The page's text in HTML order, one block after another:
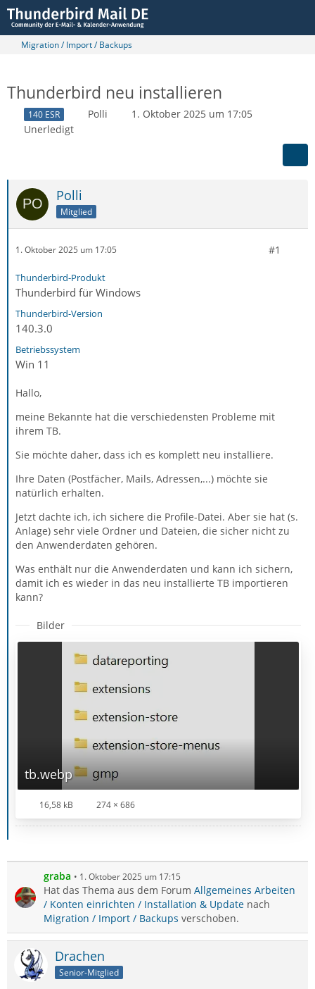
Migration / Import / Backups
Thunderbird neu installieren
140 ESR Polli
1. Oktober 2025 um 17:05
Unerledigt
Polli
Mitglied
1. Oktober 2025 um 17:05 #1
Thunderbird-Produkt
Thunderbird für Windows
Thunderbird-Version
140.3.0
Betriebssystem
Win 11
Hallo,
meine Bekannte hat die verschiedensten Probleme mit
ihrem TB.
Sie möchte daher, dass ich es komplett neu installiere.
Ihre Daten (Postfächer, Mails, Adressen,...) möchte sie
natürlich erhalten.
Jetzt dachte ich, ich sichere die Profile-Datei. Aber sie hat (s.
Anlage) sehr viele Ordner und Dateien, die sicher nicht zu
den Anwenderdaten gehören.
Was enthält nur die Anwenderdaten und kann ich sichern,
damit ich es wieder in das neu installierte TB importieren
kann?
Bilder
tb.webp
16,58 kB 274 × 686
graba 1. Oktober 2025 um 17:15
Hat das Thema aus dem Forum Allgemeines Arbeiten
/ Konten einrichten / Installation & Update nach
Migration / Import / Backups verschoben.
Drachen
Senior-Mitglied